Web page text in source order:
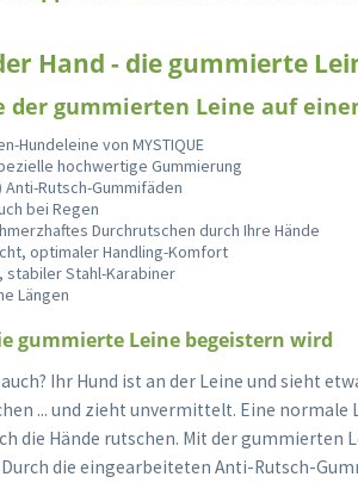
Hand - die gummierte
der gummierten Leine auf
Hundeleine von MYSTIQUE
hochwertige Gummierung
Rutsch-Gummifäden
bei Regen
Durchrutschen durch Ihre Hände
optimaler Handling-Komfort
Stahl-Karabiner
Längen
gummierte Leine begeistern wird
Ihr Hund ist an der Leine und sieht
... und zieht unvermittelt. Eine
die Hände rutschen. Mit der gummierten
die eingearbeiteten Anti-Rutsch-